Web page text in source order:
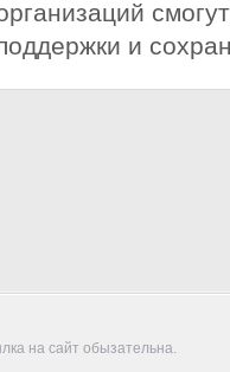
и
на сайт обызательна.